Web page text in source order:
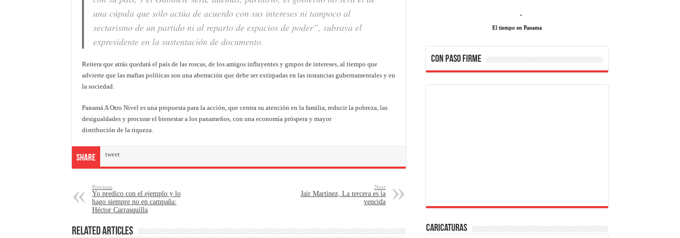
una cúpula que sólo actúa de acuerdo con sus intereses ni tampoco al
sectarismo de un partido ni al reparto de espacios de poder”, subraya el
expresidente en la sustentación de documento.
Reitera que atrás quedará el país de las roscas, de los amigos influyentes y grupos de intereses, al tiempo que
advierte que las mafias políticas son una aberración que debe ser extirpadas en las instancias gubernamentales y en
la sociedad.
Panamá A Otro Nivel es una propuesta para la acción, que centra su atención en la familia, reducir la pobreza, las
desigualdades y procurar el bienestar a los panameños, con una economía próspera y mayor
distribución de la riqueza.
Share tweet
Previous
Yo predico con el ejemplo y lo
hago siempre no en campaña:
Héctor Carrasquilla
Next
Jair Martínez, La tercera es la
vencida
Related Articles
-
El tiempo en Panama
CON PASO FIRME
Caricaturas